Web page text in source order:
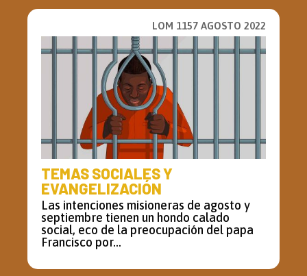
LOM 1157 AGOSTO 2022
TEMAS SOCIALES Y
EVANGELIZACIÓN
Las intenciones misioneras de agosto y
septiembre tienen un hondo calado
social, eco de la preocupación del papa
Francisco por...